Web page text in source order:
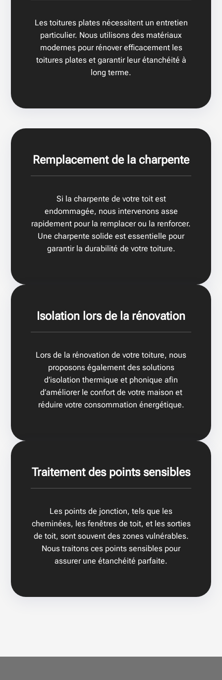
Les toitures plates nécessitent un entretien
particulier. Nous utilisons des matériaux
modernes pour rénover efficacement les
toitures plates et garantir leur étanchéité à
long terme.
Remplacement de la charpente
Si la charpente de votre toit est
endommagée, nous intervenons asse
rapidement pour la remplacer ou la renforcer.
Une charpente solide est essentielle pour
garantir la durabilité de votre toiture.
Isolation lors de la rénovation
Lors de la rénovation de votre toiture, nous
proposons également des solutions
d’isolation thermique et phonique afin
d’améliorer le confort de votre maison et
réduire votre consommation énergétique.
Traitement des points sensibles
Les points de jonction, tels que les
cheminées, les fenêtres de toit, et les sorties
de toit, sont souvent des zones vulnérables.
Nous traitons ces points sensibles pour
assurer une étanchéité parfaite.